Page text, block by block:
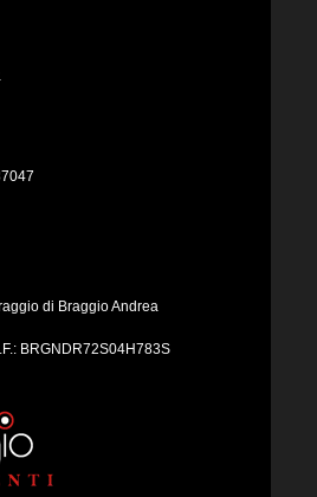
di Braggio Andrea
BRGNDR72S04H783S